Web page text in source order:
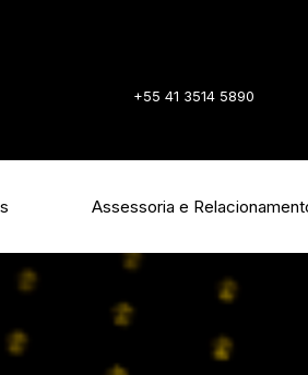
+55 41 3514 5890
Assessoria e